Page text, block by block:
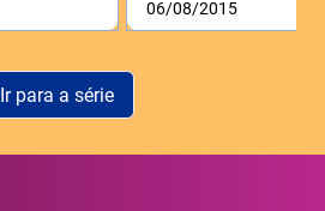
06/08/2015
Ir para a série